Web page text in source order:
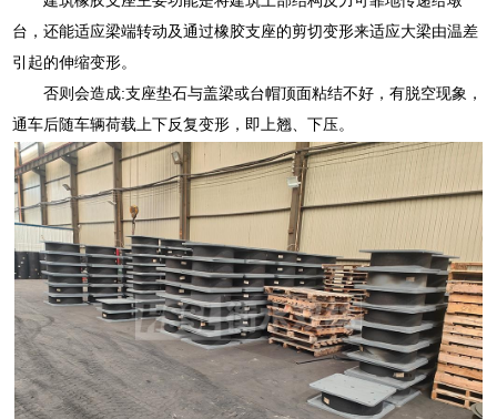
台，还能适应梁端转动及通过橡胶支座的剪切变形来适应大梁由温差
引起的伸缩变形。
否则会造成:支座垫石与盖梁或台帽顶面粘结不好，有脱空现象，
通车后随车辆荷载上下反复变形，即上翘、下压。